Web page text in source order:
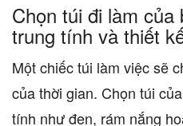
Chọn túi đi làm
trung tính và thiết
Một chiếc túi làm việc sẽ
của thời gian. Chọn túi
tính như đen, rám nắng